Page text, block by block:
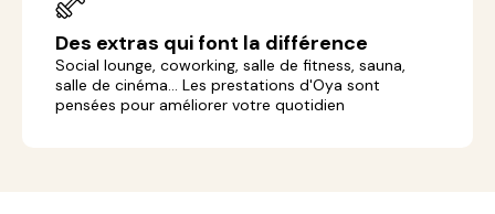
Des extras qui font la différence
Social lounge, coworking, salle de fitness, sauna,
salle de cinéma... Les prestations d'Oya sont
pensées pour améliorer votre quotidien